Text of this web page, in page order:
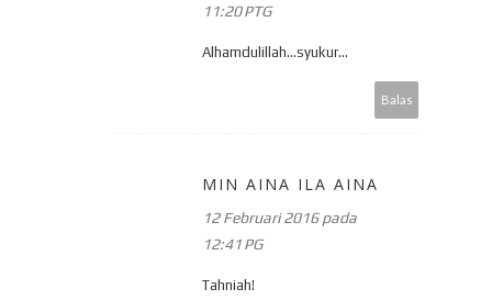
11:20 PTG
Alhamdulillah...syukur...
Balas
MIN AINA ILA AINA
12 Februari 2016 pada
12:41 PG
Tahniah!